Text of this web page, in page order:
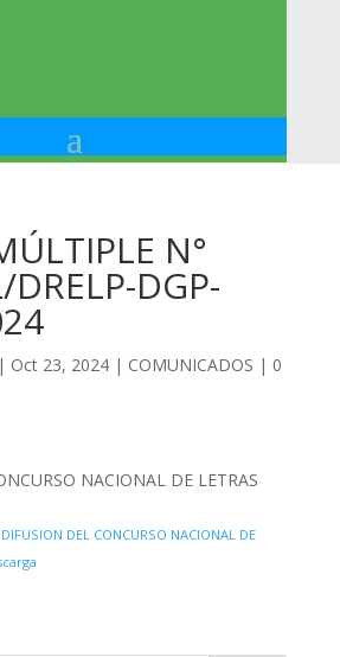
N°
DGP-
Oct 23, 2024| COMUNICADOS | 0
NACIONAL DE LETRAS
DEL CONCURSO NACIONAL DE